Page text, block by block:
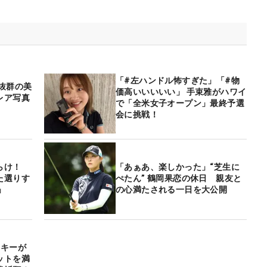
群の美
ア写真
「#左ハンドル怖すぎた」「#物
価高いいいいい」 手束雅がハワイ
で「全米女子オープン」最終予選
会に挑戦！
！
選りす
「あぁあ、楽しかった」“芝生に
ぺたん” 鶴岡果恋の休日 親友と
の心満たされる一日を大公開
ーが
トを満